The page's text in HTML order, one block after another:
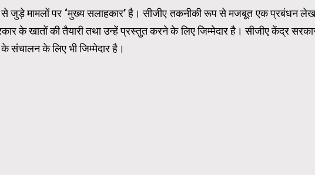
जुड़े मामलों पर ‘मुख्य सलाहकार’ है। सीजीए तकनीकी रूप से मजबूत एक प्रबंधन
के खातों की तैयारी तथा उन्हें प्रस्तुत करने के लिए जिम्मेदार है। सीजीए केंद्र
संचालन के लिए भी जिम्मेदार है।